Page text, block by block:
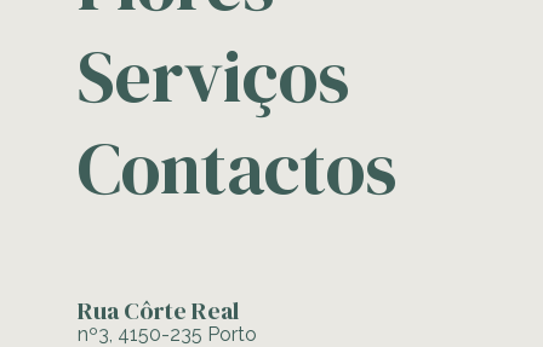
Serviços
Contactos
Rua Côrte Real
nº3, 4150-235 Porto